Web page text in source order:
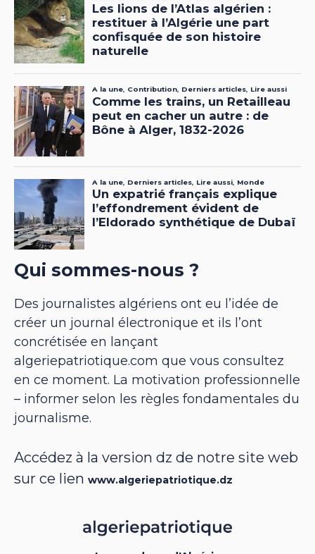
Qui sommes-nous ?
Des journalistes algériens ont eu l’idée de
créer un journal électronique et ils l’ont
concrétisée en lançant
algeriepatriotique.com que vous consultez
en ce moment. La motivation professionnelle
– informer selon les règles fondamentales du
journalisme.
Accédez à la version dz de notre site web
sur ce lien www.algeriepatriotique.dz